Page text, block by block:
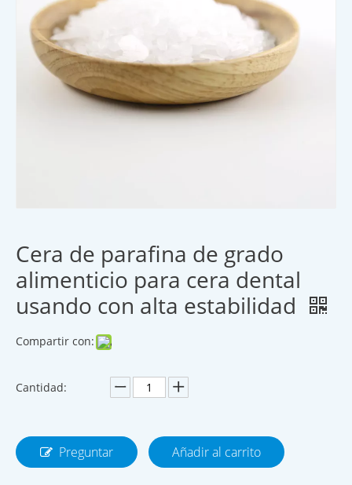
Cera de parafina de grado
alimenticio para cera dental
usando con alta estabilidad
Compartir con:
Cantidad:
Preguntar Añadir al carrito